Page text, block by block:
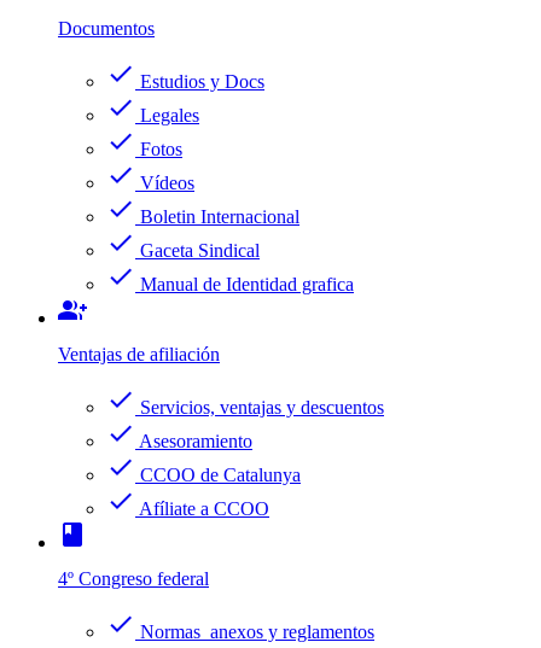
Documentos
check Estudios y Docs
check Legales
check Fotos
check Vídeos
check Boletin Internacional
check Gaceta Sindical
check Manual de Identidad grafica
group_add
Ventajas de afiliación
check Servicios, ventajas y descuentos
check Asesoramiento
check CCOO de Catalunya
check Afíliate a CCOO
book
4º Congreso federal
check Normas anexos y reglamentos